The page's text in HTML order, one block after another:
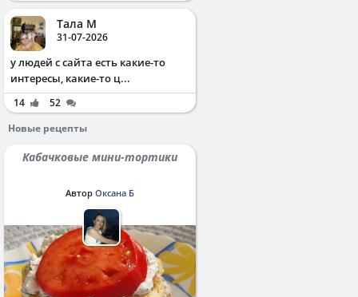
Тала М
31-07-2026
у людей с сайта есть какие-то
интересы, какие-то ц...
14
52
Новые рецепты
Кабачковые мини-тортики
Автор Оксана Б